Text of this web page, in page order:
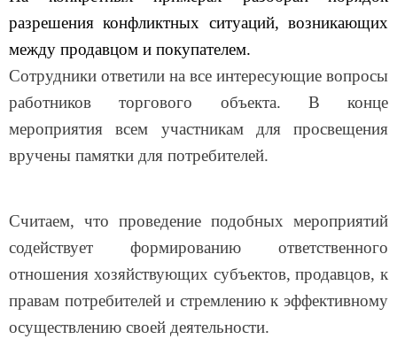
разрешения конфликтных ситуаций, возникающих
между продавцом и покупателем.
Сотрудники ответили на все интересующие вопросы
работников торгового объекта. В конце
мероприятия всем участникам для просвещения
вручены памятки для потребителей.
содействует формированию ответственного
отношения хозяйствующих субъектов, продавцов, к
правам потребителей и стремлению к эффективному
осуществлению своей деятельности.